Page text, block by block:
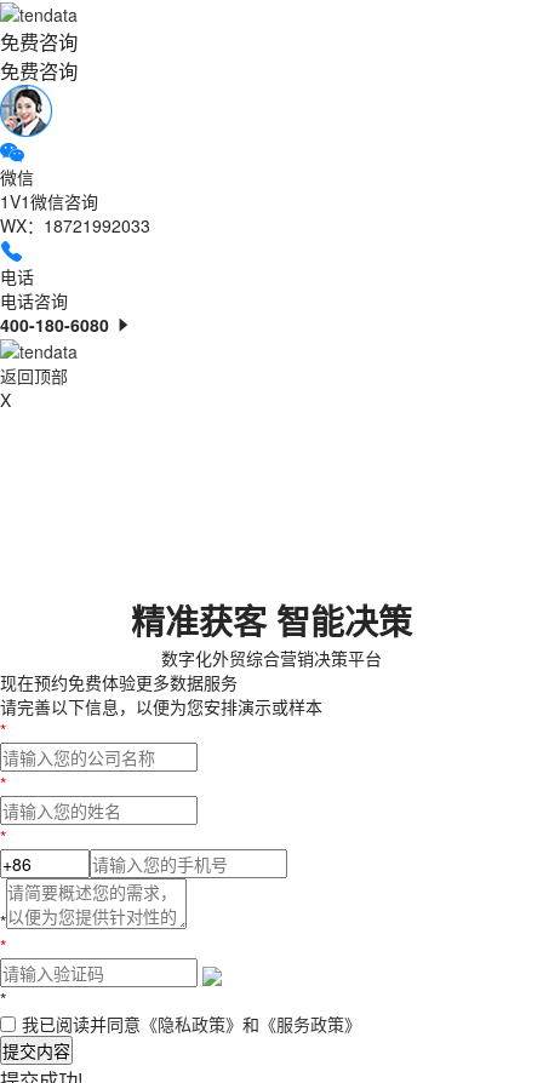
免费咨询
免费咨询
微信
1V1微信咨询
WX：18721992033
电话
电话咨询
400-180-6080
返回顶部
X
精准获客 智能决策
数字化外贸综合营销决策平台
现在预约免费体验更多数据服务
请完善以下信息，以便为您安排演示或样本
*
*
*
*
*
*
我已阅读并同意 《隐私政策》 和 《服务政策》
提交内容